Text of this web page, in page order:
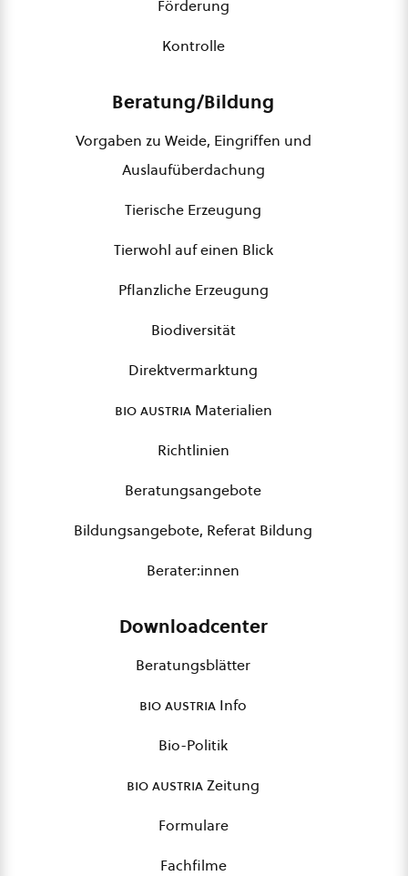
Förderung
Kontrolle
Beratung/Bildung
Vorgaben zu Weide, Eingriffen und
Auslaufüberdachung
Tierische Erzeugung
Tierwohl auf einen Blick
Pflanzliche Erzeugung
Biodiversität
Direktvermarktung
bio austriaMaterialien
Richtlinien
Beratungsangebote
Bildungsangebote, Referat Bildung
Berater:innen
Downloadcenter
Beratungsblätter
bio austria Info
Bio-Politik
bio austriaZeitung
Formulare
Fachfilme